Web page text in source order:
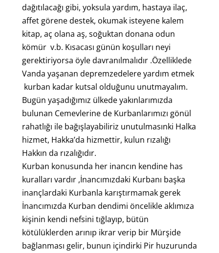
dağıtılacağı gibi, yoksula yardım, hastaya ilaç,
affet görene destek, okumak isteyene kalem
kitap, aç olana aş, soğuktan donana odun
kömür v.b. Kısacası günün koşulları neyi
gerektiriyorsa öyle davranılmalıdır .Özelliklede
Vanda yaşanan depremzedelere yardım etmek
kurban kadar kutsal olduğunu unutmayalım.
Bugün yaşadığımız ülkede yakınlarımızda
bulunan Cemevlerine de Kurbanlarımızı gönül
rahatlığı ile bağışlayabiliriz unutulmasınki Halka
hizmet, Hakka’da hizmettir, kulun rızalığı
Hakkın da rızalığıdır.
Kurban konusunda her inancın kendine has
kuralları vardır ,İnancımızdaki Kurbanı başka
inançlardaki Kurbanla karıştırmamak gerek
İnancımızda Kurban dendimi öncelikle aklımıza
kişinin kendi nefsini tığlayıp, bütün
kötülüklerden arınıp ikrar verip bir Mürşide
bağlanması gelir, bunun içindirki Pir huzurunda